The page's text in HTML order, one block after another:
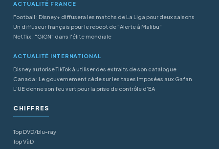
ACTUALITÉ FRANCE
Football : Disney+ diffusera les matchs de La Liga pour deux saisons
Un diffuseur français pour le reboot de "Alerte à Malibu"
Netflix : "GIGN" dans l'élite mondiale
ACTUALITÉ INTERNATIONAL
Disney autorise TikTok à utiliser des extraits de son catalogue
Canada : Le gouvernement cède sur les taxes imposées aux Gafan
L’UE donne son feu vert pour la prise de contrôle d’EA
CHIFFRES
Top DVD/blu-ray
Top VàD